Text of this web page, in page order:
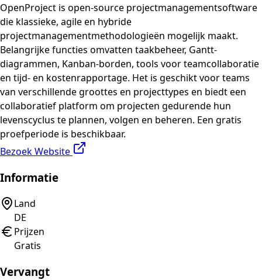
OpenProject is open-source projectmanagementsoftware
die klassieke, agile en hybride
projectmanagementmethodologieën mogelijk maakt.
Belangrijke functies omvatten taakbeheer, Gantt-
diagrammen, Kanban-borden, tools voor teamcollaboratie
en tijd- en kostenrapportage. Het is geschikt voor teams
van verschillende groottes en projecttypes en biedt een
collaboratief platform om projecten gedurende hun
levenscyclus te plannen, volgen en beheren. Een gratis
proefperiode is beschikbaar.
Bezoek Website
Informatie
Land
DE
Prijzen
Gratis
Vervangt